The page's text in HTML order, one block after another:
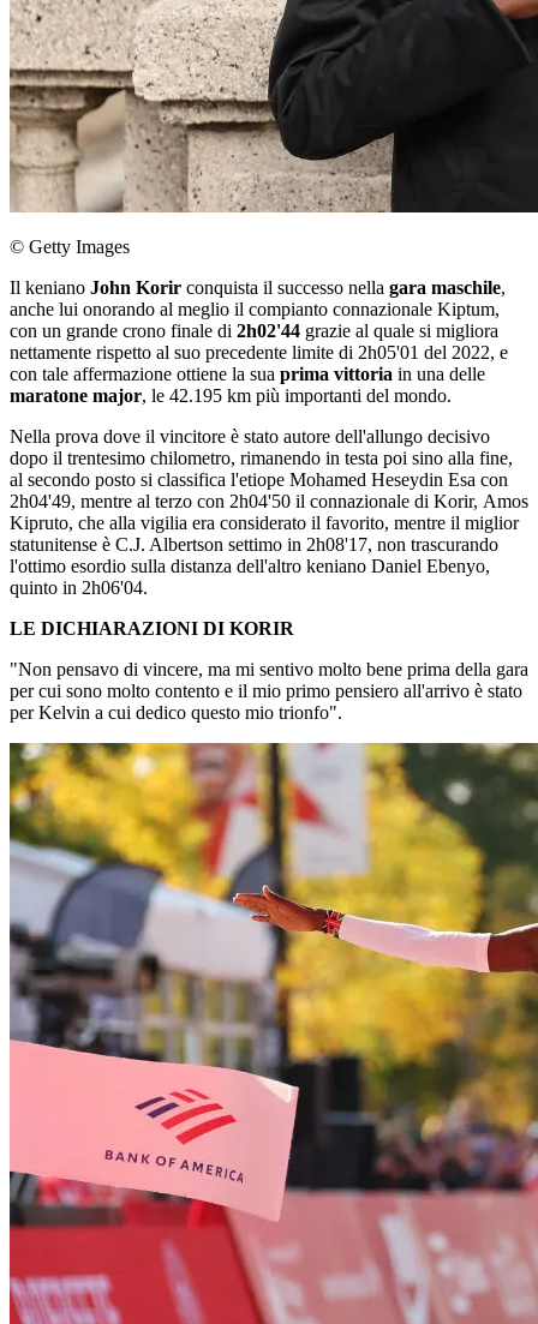
© Getty Images
Il keniano John Korir conquista il successo nella gara maschile,
anche lui onorando al meglio il compianto connazionale Kiptum,
con un grande crono finale di 2h02'44 grazie al quale si migliora
nettamente rispetto al suo precedente limite di 2h05'01 del 2022, e
con tale affermazione ottiene la sua prima vittoria in una delle
maratone major, le 42.195 km più importanti del mondo.
Nella prova dove il vincitore è stato autore dell'allungo decisivo
dopo il trentesimo chilometro, rimanendo in testa poi sino alla fine,
al secondo posto si classifica l'etiope Mohamed Heseydin Esa con
2h04'49, mentre al terzo con 2h04'50 il connazionale di Korir, Amos
Kipruto, che alla vigilia era considerato il favorito, mentre il miglior
statunitense è C.J. Albertson settimo in 2h08'17, non trascurando
l'ottimo esordio sulla distanza dell'altro keniano Daniel Ebenyo,
quinto in 2h06'04.
LE DICHIARAZIONI DI KORIR
"Non pensavo di vincere, ma mi sentivo molto bene prima della gara
per cui sono molto contento e il mio primo pensiero all'arrivo è stato
per Kelvin a cui dedico questo mio trionfo".